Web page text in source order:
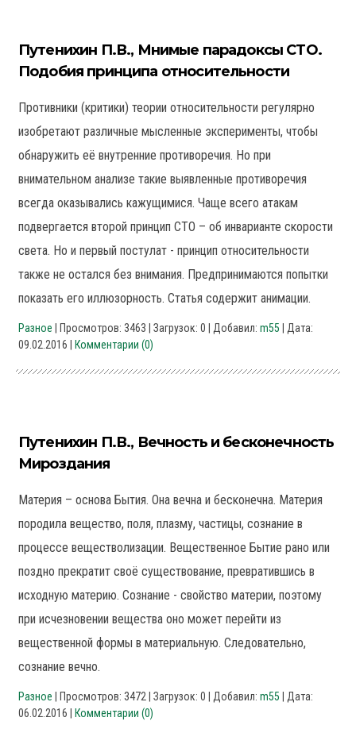
Путенихин П.В., Мнимые парадоксы СТО.
Подобия принципа относительности
Противники (критики) теории относительности регулярно
изобретают различные мысленные эксперименты, чтобы
обнаружить её внутренние противоречия. Но при
внимательном анализе такие выявленные противоречия
всегда оказывались кажущимися. Чаще всего атакам
подвергается второй принцип СТО – об инварианте скорости
света. Но и первый постулат - принцип относительности
также не остался без внимания. Предпринимаются попытки
показать его иллюзорность. Статья содержит анимации.
Разное | Просмотров: 3463 | Загрузок: 0 | Добавил: m55 | Дата:
09.02.2016
Комментарии (0)
Путенихин П.В., Вечность и бесконечность
Мироздания
Материя – основа Бытия. Она вечна и бесконечна. Материя
породила вещество, поля, плазму, частицы, сознание в
процессе веществолизации. Вещественное Бытие рано или
поздно прекратит своё существование, превратившись в
исходную материю. Сознание - свойство материи, поэтому
при исчезновении вещества оно может перейти из
вещественной формы в материальную. Следовательно,
сознание вечно.
Разное | Просмотров: 3472 | Загрузок: 0 | Добавил: m55 | Дата:
06.02.2016
Комментарии (0)